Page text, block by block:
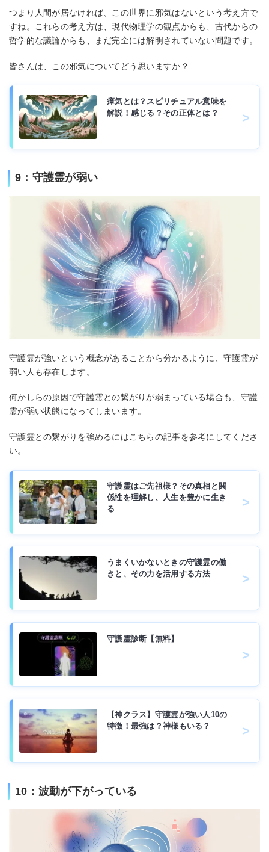
つまり人間が居なければ、この世界に邪気はないという考え方で
すね。これらの考え方は、現代物理学の観点からも、古代からの
哲学的な議論からも、まだ完全には解明されていない問題です。
皆さんは、この邪気についてどう思いますか？
瘴気とは？スピリチュアル意味を
解説！感じる？その正体とは？
9：守護霊が弱い
守護霊が強いという概念があることから分かるように、守護霊が
弱い人も存在します。
何かしらの原因で守護霊との繋がりが弱まっている場合も、守護
霊が弱い状態になってしまいます。
守護霊との繋がりを強めるにはこちらの記事を参考にしてくださ
い。
守護霊はご先祖様？その真相と関
係性を理解し、人生を豊かに生き
る
うまくいかないときの守護霊の働
きと、その力を活用する方法
守護霊診断【無料】
【神クラス】守護霊が強い人10の
特徴！最強は？神様もいる？
10：波動が下がっている